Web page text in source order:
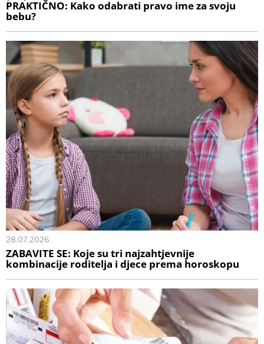
PRAKTIČNO: Kako odabrati pravo ime za svoju
bebu?
28.07.2026.
ZABAVITE SE: Koje su tri najzahtjevnije
kombinacije roditelja i djece prema horoskopu